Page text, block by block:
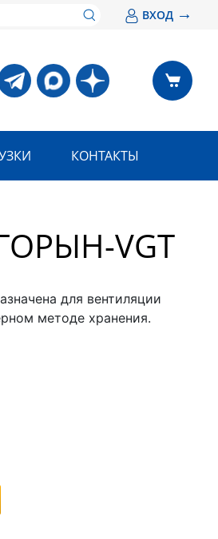
ВХОД →
КОНТАКТЫ
VGT
для вентиляции
методе хранения.